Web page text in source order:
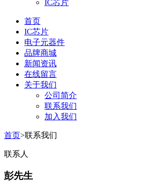
IC芯片
首页
IC芯片
电子元器件
品牌商城
新闻资讯
在线留言
关于我们
公司简介
联系我们
加入我们
首页>联系我们
联系人
彭先生